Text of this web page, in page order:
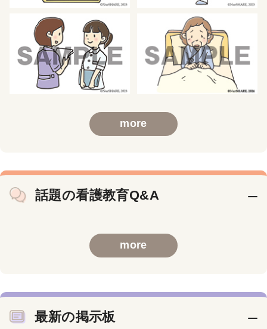
more
話題の看護教育Q&A
more
最新の掲示板